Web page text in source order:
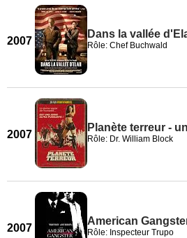
2007
Dans la vallée
Rôle: Chef Buchwald
2007
Planète terreur -
Rôle: Dr. William Block
2007
American
Rôle: Inspecteur Trupo